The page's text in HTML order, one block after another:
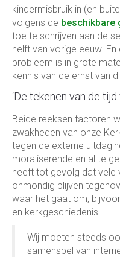
kindermisbruik in (en
volgens de beschikbare
toe te schrijven aan de
helft van vorige eeuw.
probleem is in grote
kennis van de ernst van
‘De tekenen van de tijd
Beide reeksen factoren
zwakheden van onze
tegen de externe
moraliserende en al te
heeft tot gevolg dat vele
onmondig blijven
waar het gaat om,
en kerkgeschiedenis.
Wij moeten steeds
samenspel van